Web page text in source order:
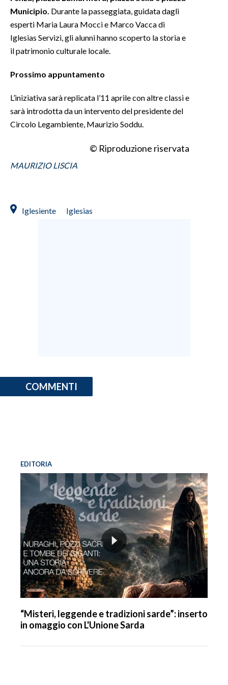
INFO AZIENDE
ABBONATI
ANNUNCI
SPIAGGE
STORE
Municipio. Durante la passeggiata, guidata dagli
esperti Maria Laura Mocci e Marco Vacca di
Iglesias Servizi, gli alunni hanno scoperto la storia e
il patrimonio culturale locale.
Prossimo appuntamento
L’iniziativa sarà replicata l’11 aprile con altre classi e
sarà introdotta da un intervento del presidente del
Circolo Legambiente, Maurizio Soddu.
© Riproduzione riservata
MAURIZIO LISCIA
Iglesiente Iglesias
COMMENTI
EDITORIA
“Misteri, leggende e tradizioni sarde”: inserto
in omaggio con L'Unione Sarda